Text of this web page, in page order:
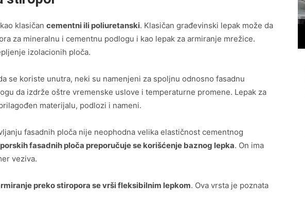
klasičan cementni ili poliuretanski. Klasičan građevinski lepak može da
za mineralnu i cementnu podlogu i kao lepak za armiranje mrežice.
izolacionih ploča.
se koriste unutra, neki su namenjeni za spoljnu odnosno fasadnu
da izdrže oštre vremenske uslove i temperaturne promene. Lepak za
materijalu, podlozi i nameni.
fasadnih ploča nije neophodna velika elastičnost cementnog
fasadnih ploča preporučuje se korišćenje baznog lepka. On ima
veziva.
preko stiropora se vrši fleksibilnim lepkom. Ova vrsta je poznata